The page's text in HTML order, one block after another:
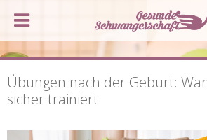
Übungen nach der Geburt:
sicher trainiert